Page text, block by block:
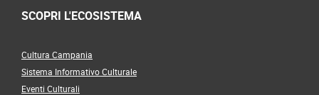
SCOPRI L'ECOSISTEMA
Cultura Campania
Sistema Informativo Culturale
Eventi Culturali